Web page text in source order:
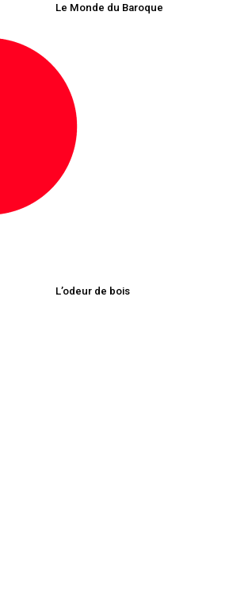
Le Monde du Baroque
L’odeur de bois